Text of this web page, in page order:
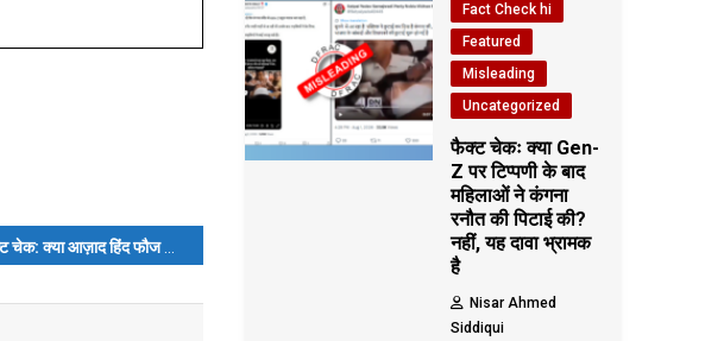
Fact Check hi
Featured
Misleading
Uncategorized
फैक्ट चेकः क्या Gen-
Z पर टिप्पणी के बाद
महिलाओं ने कंगना
रनौत की पिटाई की?
नहीं, यह दावा भ्रामक
है
Nisar Ahmed
Siddiqui